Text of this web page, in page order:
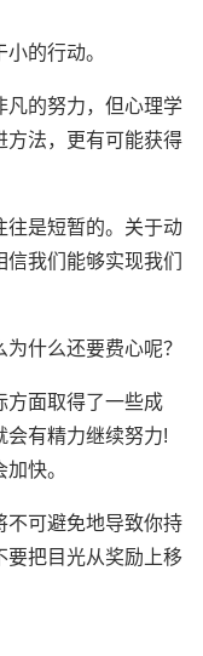
的行动。
凡的努力，但心理学
方法，更有可能获得
往是短暂的。关于动
我们能够实现我们
什么还要费心呢？
方面取得了一些成
会有精力继续努力!
快。
不可避免地导致你持
要把目光从奖励上移